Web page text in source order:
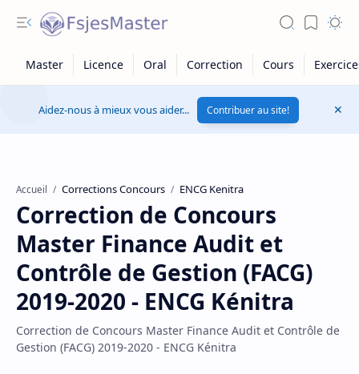
Aidez-nous à mieux vous aider... Contribuer au site!
Accueil Corrections Concours ENCG Kenitra
Correction de Concours
Master Finance Audit et
Contrôle de Gestion (FACG)
2019-2020 - ENCG Kénitra
Correction de Concours Master Finance Audit et Contrôle de
Gestion (FACG) 2019-2020 - ENCG Kénitra